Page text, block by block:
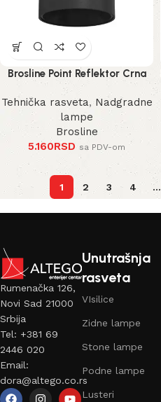
Brosline Point Reflektor Crna
80 mm 115 mm
Tehnička rasveta,Nadgradne
lampe
Brosline
5.160RSD sa PDV-om
1 2 3 4 …
Rumenačka 126,
Novi Sad 21000
Srbija
Tel: +381 69
2446 020
Email:
dora@altego.co.rs
Unutrašnja
rasveta
VIsilice
Zidne lampe
Stone lampe
Podne lampe
Lusteri